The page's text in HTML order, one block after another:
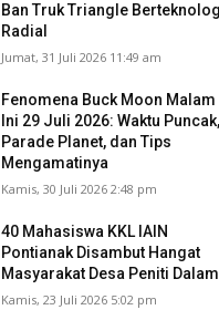
Ban Truk Triangle
Radial
Jumat, 31 Juli 2026 11:49 am
Fenomena Buck Moon Malam
Ini 29 Juli 2026: Waktu Puncak,
Parade Planet, dan Tips
Mengamatinya
Kamis, 30 Juli 2026 2:48 pm
40 Mahasiswa KKL IAIN
Pontianak Disambut Hangat
Masyarakat Desa Peniti Dalam
Kamis, 23 Juli 2026 5:02 pm